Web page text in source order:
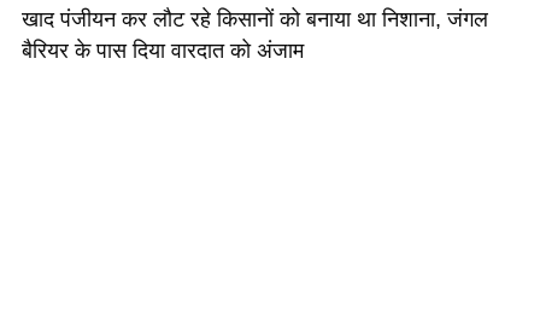
खाद पंजीयन कर लौट रहे किसानों को बनाया था निशाना, जंगल
बैरियर के पास दिया वारदात को अंजाम